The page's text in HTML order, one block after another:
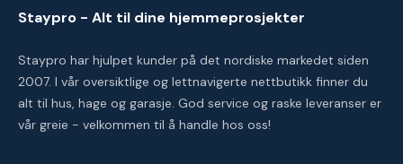
Staypro - Alt til dine hjemmeprosjekter
Staypro har hjulpet kunder på det nordiske markedet siden
2007. I vår oversiktlige og lettnavigerte nettbutikk finner du
alt til hus, hage og garasje. God service og raske leveranser er
vår greie - velkommen til å handle hos oss!